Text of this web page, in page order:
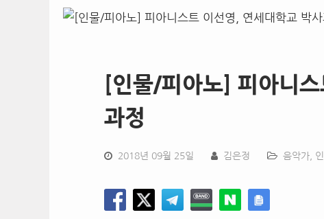
[인물/피아노] 피아니
과정
2018년 09월 25일 김은정 음악가